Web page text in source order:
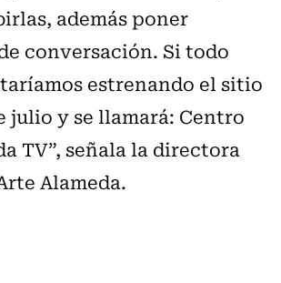
además poner
conversación. Si todo
estrenando el sitio
julio y se llamará: Centro
TV”, señala la directora
Alameda.